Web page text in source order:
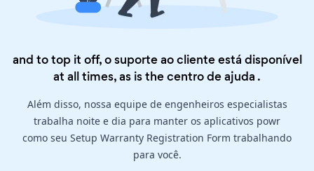
and to top it off, o suporte ao cliente está disponível
at all times, as is thecentro de ajuda .
Além disso, nossa equipe de engenheiros especialistas
trabalha noite e dia para manter os aplicativos powr
como seu Setup Warranty Registration Form trabalhando
para você.